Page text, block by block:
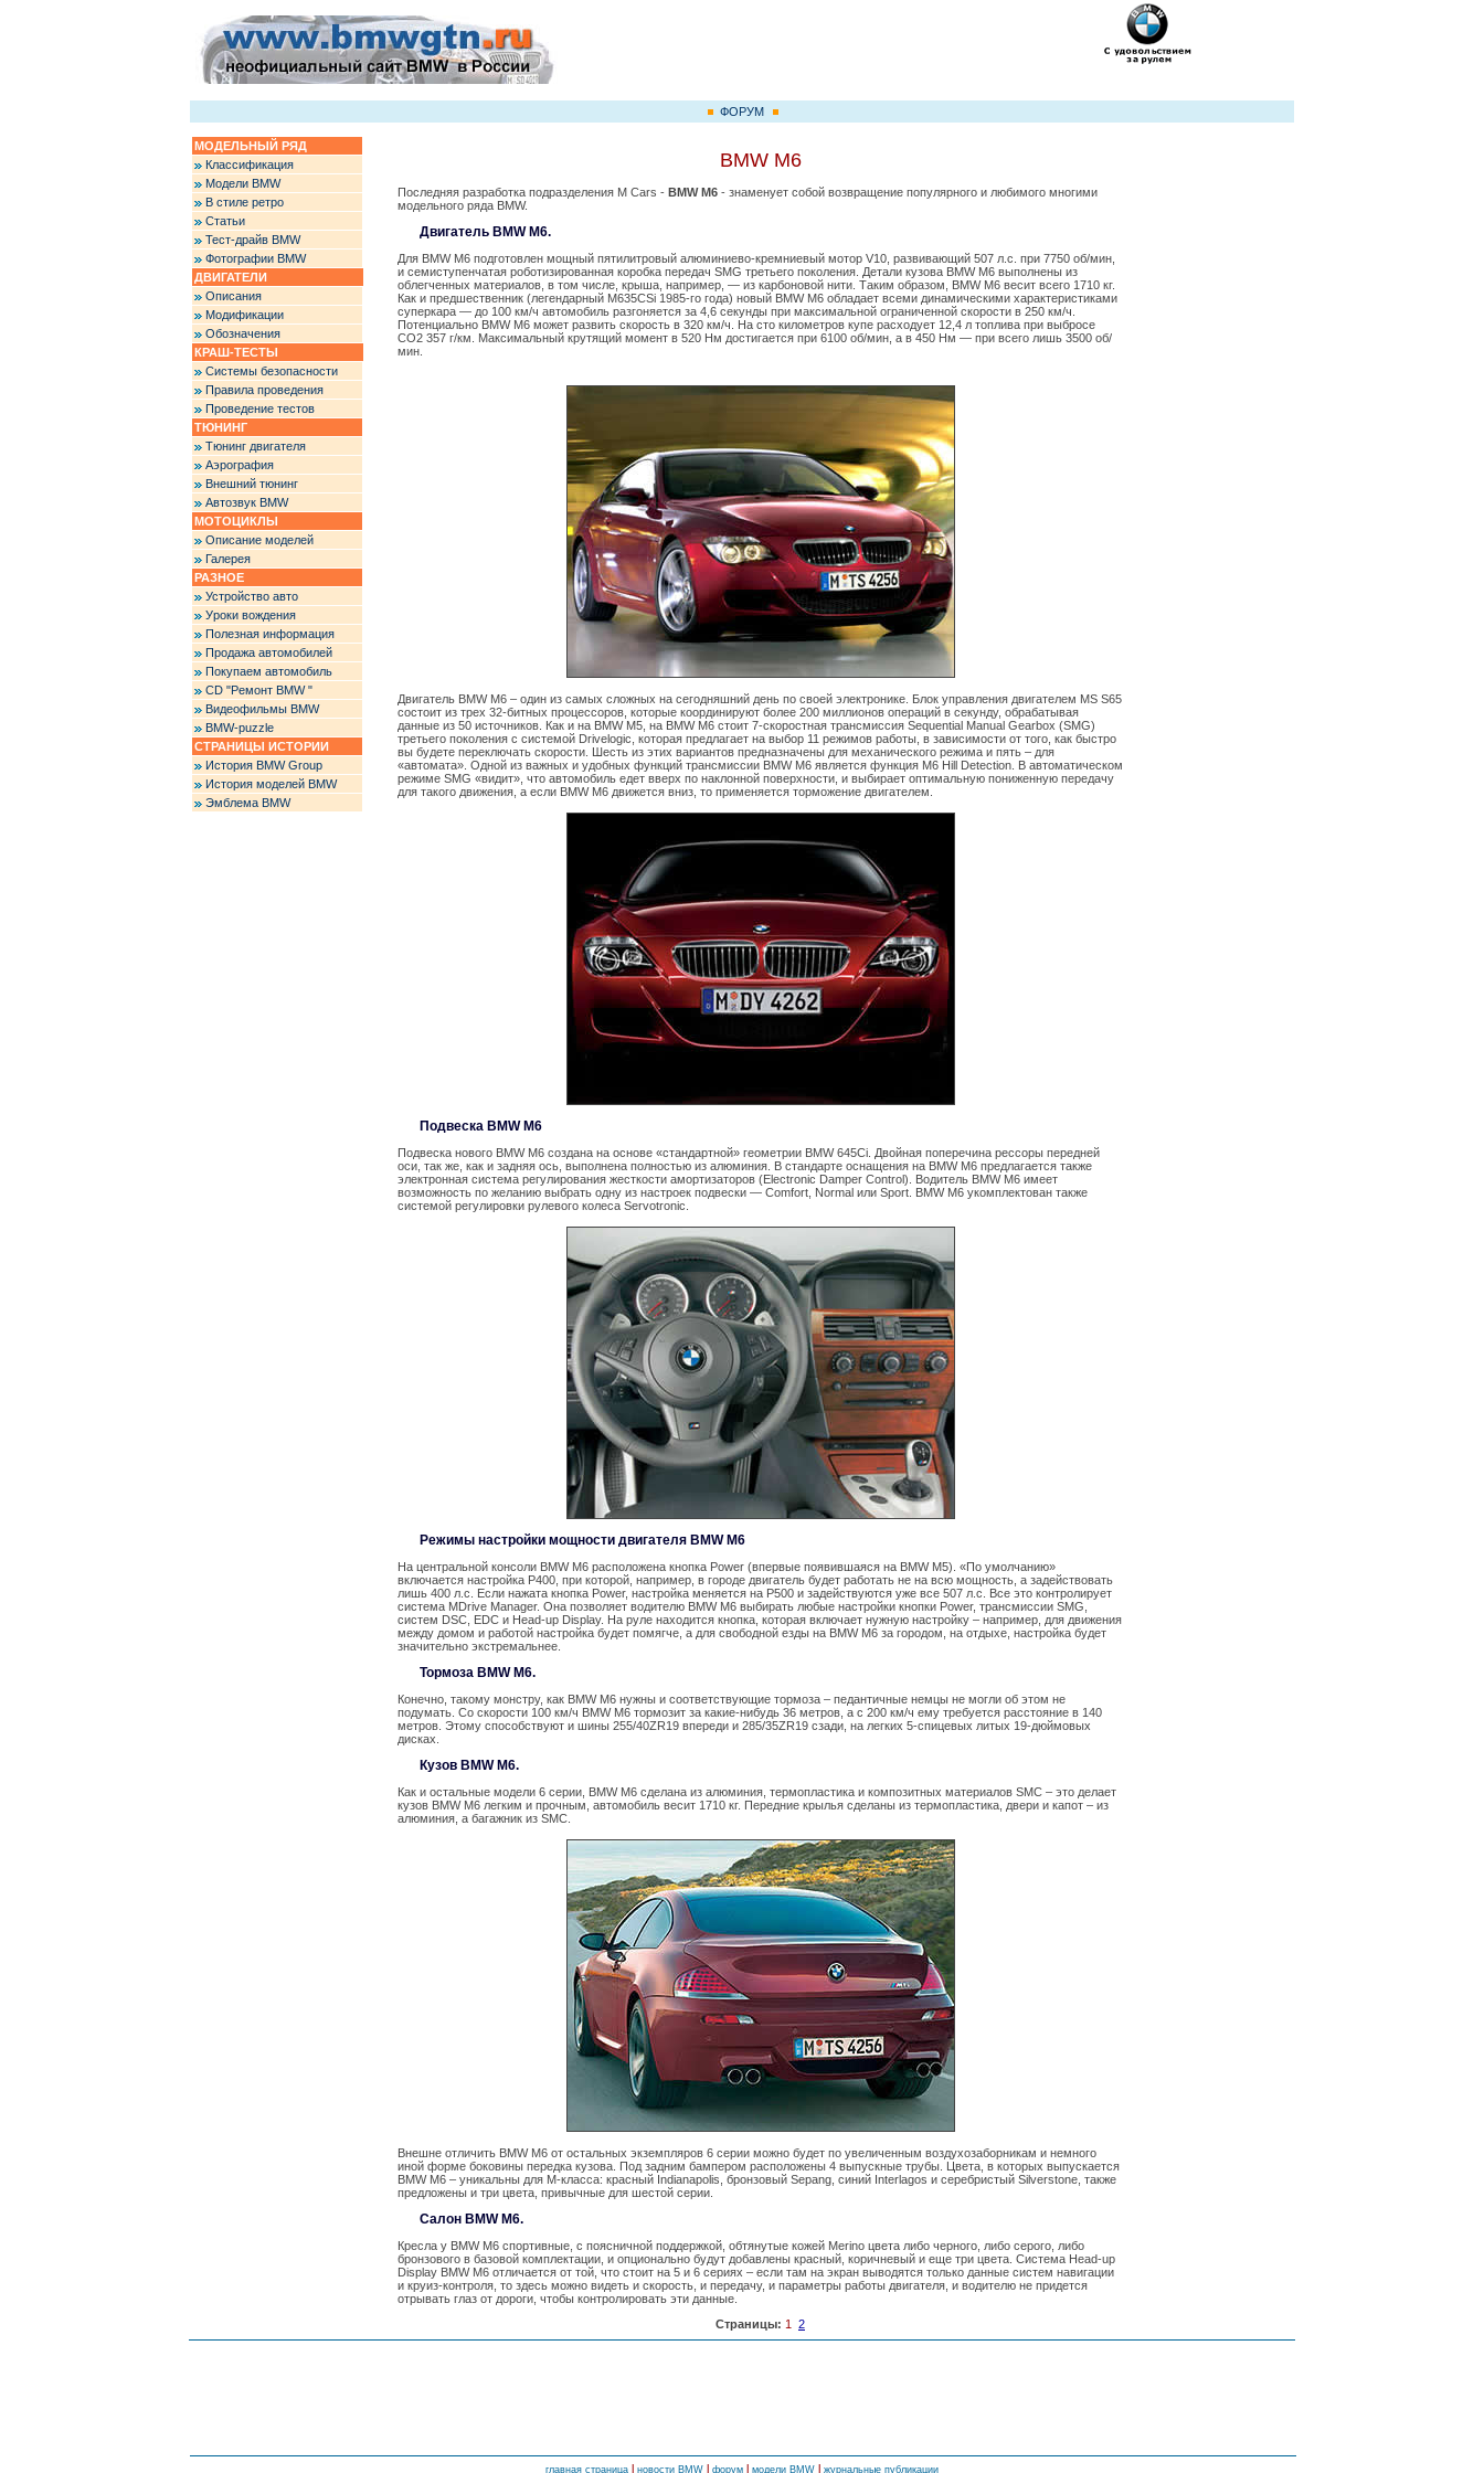
ФОРУМ
МОДЕЛЬНЫЙ РЯД
Классификация
Модели BMW
В стиле ретро
Статьи
Тест-драйв BMW
Фотографии BMW
ДВИГАТЕЛИ
Описания
Модификации
Обозначения
КРАШ-ТЕСТЫ
Системы безопасности
Правила проведения
Проведение тестов
ТЮНИНГ
Тюнинг двигателя
Аэрография
Внешний тюнинг
Автозвук BMW
МОТОЦИКЛЫ
Описание моделей
Галерея
РАЗНОЕ
Устройство авто
Уроки вождения
Полезная информация
Продажа автомобилей
Покупаем автомобиль
CD "Ремонт BMW "
Видеофильмы BMW
BMW-puzzle
СТРАНИЦЫ ИСТОРИИ
История BMW Group
История моделей BMW
Эмблема BMW
BMW M6
Последняя разработка подразделения М Cars - BMW M6 - знаменует собой возвращение популярного и любимого многими
модельного ряда BMW.
Двигатель BMW M6.
Для BMW M6 подготовлен мощный пятилитровый алюминиево-кремниевый мотор V10, развивающий 507 л.с. при 7750 об/мин,
и семиступенчатая роботизированная коробка передач SMG третьего поколения. Детали кузова BMW M6 выполнены из
облегченных материалов, в том числе, крыша, например, — из карбоновой нити. Таким образом, BMW M6 весит всего 1710 кг.
Как и предшественник (легендарный M635CSi 1985-го года) новый BMW M6 обладает всеми динамическими характеристиками
суперкара — до 100 км/ч автомобиль разгоняется за 4,6 секунды при максимальной ограниченной скорости в 250 км/ч.
Потенциально BMW M6 может развить скорость в 320 км/ч. На сто километров купе расходует 12,4 л топлива при выбросе
СО2 357 г/км. Максимальный крутящий момент в 520 Нм достигается при 6100 об/мин, а в 450 Нм — при всего лишь 3500 об/
мин.
Двигатель BMW M6 – один из самых сложных на сегодняшний день по своей электронике. Блок управления двигателем MS S65
состоит из трех 32-битных процессоров, которые координируют более 200 миллионов операций в секунду, обрабатывая
данные из 50 источников. Как и на BMW M5, на BMW M6 стоит 7-скоростная трансмиссия Sequential Manual Gearbox (SMG)
третьего поколения с системой Drivelogic, которая предлагает на выбор 11 режимов работы, в зависимости от того, как быстро
вы будете переключать скорости. Шесть из этих вариантов предназначены для механического режима и пять – для
«автомата». Одной из важных и удобных функций трансмиссии BMW M6 является функция M6 Hill Detection. В автоматическом
режиме SMG «видит», что автомобиль едет вверх по наклонной поверхности, и выбирает оптимальную пониженную передачу
для такого движения, а если BMW M6 движется вниз, то применяется торможение двигателем.
Подвеска BMW M6
Подвеска нового BMW M6 создана на основе «стандартной» геометрии BMW 645Ci. Двойная поперечина рессоры передней
оси, так же, как и задняя ось, выполнена полностью из алюминия. В стандарте оснащения на BMW M6 предлагается также
электронная система регулирования жесткости амортизаторов (Electronic Damper Control). Водитель BMW M6 имеет
возможность по желанию выбрать одну из настроек подвески — Comfort, Normal или Sport. BMW M6 укомплектован также
системой регулировки рулевого колеса Servotronic.
Режимы настройки мощности двигателя BMW M6
На центральной консоли BMW M6 расположена кнопка Power (впервые появившаяся на BMW M5). «По умолчанию»
включается настройка P400, при которой, например, в городе двигатель будет работать не на всю мощность, а задействовать
лишь 400 л.с. Если нажата кнопка Power, настройка меняется на P500 и задействуются уже все 507 л.с. Все это контролирует
система MDrive Manager. Она позволяет водителю BMW M6 выбирать любые настройки кнопки Power, трансмиссии SMG,
систем DSC, EDC и Head-up Display. На руле находится кнопка, которая включает нужную настройку – например, для движения
между домом и работой настройка будет помягче, а для свободной езды на BMW M6 за городом, на отдыхе, настройка будет
значительно экстремальнее.
Тормоза BMW M6.
Конечно, такому монстру, как BMW M6 нужны и соответствующие тормоза – педантичные немцы не могли об этом не
подумать. Со скорости 100 км/ч BMW M6 тормозит за какие-нибудь 36 метров, а с 200 км/ч ему требуется расстояние в 140
метров. Этому способствуют и шины 255/40ZR19 впереди и 285/35ZR19 сзади, на легких 5-спицевых литых 19-дюймовых
дисках.
Кузов BMW M6.
Как и остальные модели 6 серии, BMW M6 сделана из алюминия, термопластика и композитных материалов SMC – это делает
кузов BMW M6 легким и прочным, автомобиль весит 1710 кг. Передние крылья сделаны из термопластика, двери и капот – из
алюминия, а багажник из SMC.
Внешне отличить BMW M6 от остальных экземпляров 6 серии можно будет по увеличенным воздухозаборникам и немного
иной форме боковины передка кузова. Под задним бампером расположены 4 выпускные трубы. Цвета, в которых выпускается
BMW M6 – уникальны для М-класса: красный Indianapolis, бронзовый Sepang, синий Interlagos и серебристый Silverstone, также
предложены и три цвета, привычные для шестой серии.
Салон BMW M6.
Кресла у BMW M6 спортивные, с поясничной поддержкой, обтянутые кожей Merino цвета либо черного, либо серого, либо
бронзового в базовой комплектации, и опционально будут добавлены красный, коричневый и еще три цвета. Система Head-up
Display BMW M6 отличается от той, что стоит на 5 и 6 сериях – если там на экран выводятся только данные систем навигации
и круиз-контроля, то здесь можно видеть и скорость, и передачу, и параметры работы двигателя, и водителю не придется
отрывать глаз от дороги, чтобы контролировать эти данные.
Страницы: 1 2
главная страница l новости BMW l форум l модели BMW l журнальные публикации